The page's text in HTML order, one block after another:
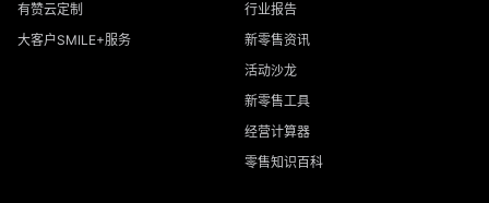
有赞云定制
大客户SMILE+服务
行业报告
新零售资讯
活动沙龙
新零售工具
经营计算器
零售知识百科